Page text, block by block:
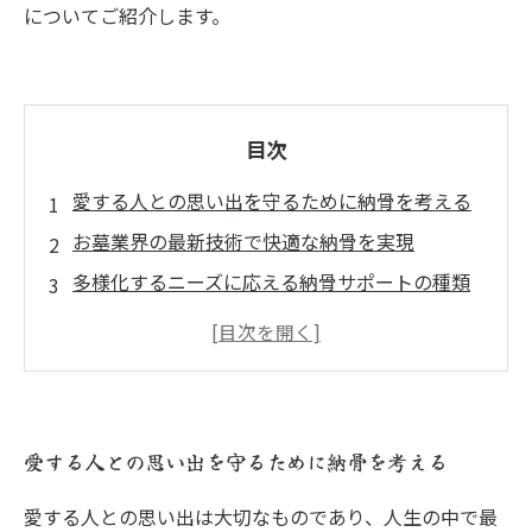
についてご紹介します。
目次
愛する人との思い出を守るために納骨を考える
お墓業界の最新技術で快適な納骨を実現
多様化するニーズに応える納骨サポートの種類
たお墓参りの新しい形とは
愛する人との思い出を守るために納骨を考える
愛する人との思い出は大切なものであり、人生の中で最